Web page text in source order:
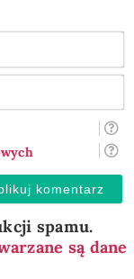
spamu.
są dane